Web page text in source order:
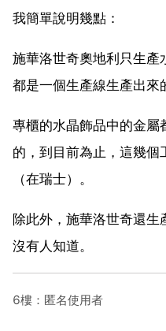
我簡單說明幾點：
施華洛世奇奧地利只生產
都是一個生產線生產出來
專櫃的水晶飾品中的金屬
的，到目前為止，這幾
（在瑞士）。
除此外，施華洛世奇還生
沒有人知道。
6樓：匿名使用者